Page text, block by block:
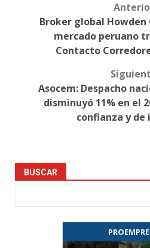
navigation
Broker global Howden
mercado peruano
Contacto
Asocem: Despacho
disminuyó 11% en el
confianza y de
BUSCAR